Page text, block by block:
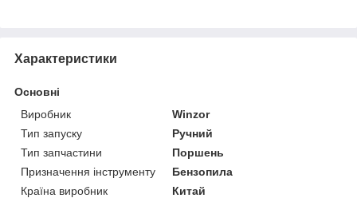
Характеристики
Основні
Виробник
Winzor
Тип запуску
Ручний
Тип запчастини
Поршень
Призначення інструменту
Бензопила
Країна виробник
Китай